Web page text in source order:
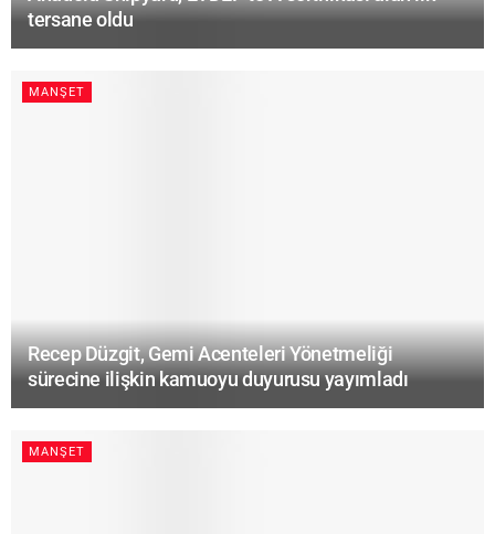
tersane oldu
MANŞET
Recep Düzgit, Gemi Acenteleri Yönetmeliği
sürecine ilişkin kamuoyu duyurusu yayımladı
MANŞET